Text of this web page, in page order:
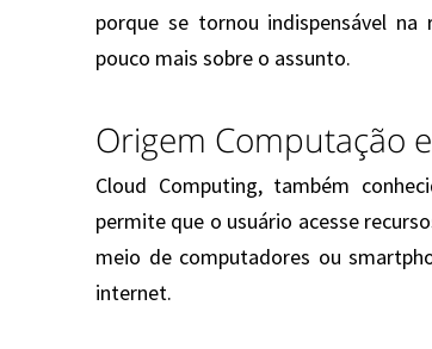
porque se tornou indispensável
pouco mais sobre o assunto.
Origem Computação
Cloud Computing, também
permite que o usuário acesse
meio de computadores ou
internet.